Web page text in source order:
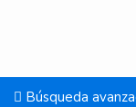
Búsqueda